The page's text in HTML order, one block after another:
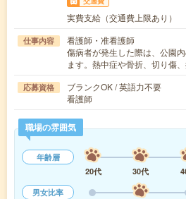
実費支給（交通費上限あり）
仕事内容
看護師・准看護師
傷病者が発生した際は、公園
ます。熱中症や骨折、切り傷
応募資格
ブランクOK / 英語力不要
看護師
職場の雰囲気
年齢層
20代
30代
男女比率